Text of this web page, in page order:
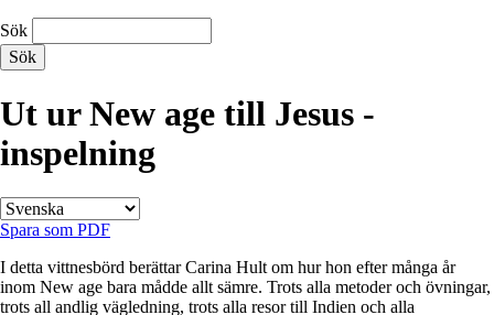
Sök
Ut ur New age till Jesus -
inspelning
Spara som PDF
I detta vittnesbörd berättar Carina Hult om hur hon efter många år
inom New age bara mådde allt sämre. Trots alla metoder och övningar,
trots all andlig vägledning, trots alla resor till Indien och alla